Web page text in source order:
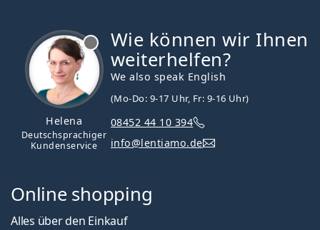
Helena
Deutschsprachiger
Kundenservice
Wie können wir Ihnen
weiterhelfen?
We also speak English
(Mo-Do: 9-17 Uhr, Fr: 9-16 Uhr)
08452 44 10 394
info@lentiamo.de
Online shopping
Alles über den Einkauf